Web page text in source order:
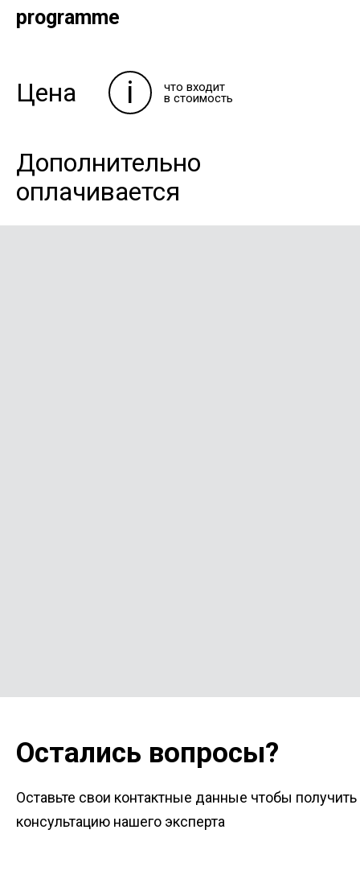
programme
Цена i что входит
в стоимость
Дополнительно
оплачивается
Остались вопросы?
Оставьте свои контактные данные чтобы
консультацию нашего эксперта